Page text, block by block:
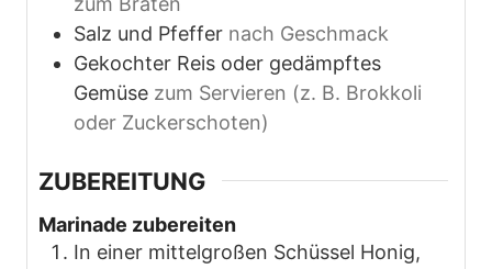
Salz und Pfeffer nach Geschmack
Gekochter Reis oder gedämpftes
Gemüse zum Servieren (z. B. Brokkoli
oder Zuckerschoten)
ZUBEREITUNG
Marinade zubereiten
In einer mittelgroßen Schüssel Honig,